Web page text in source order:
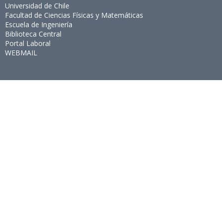
Universidad de Chile
Facultad de Ciencias Físicas y Matemáticas
Escuela de Ingeniería
Biblioteca Central
Portal Laboral
WEBMAIL
Síguenos